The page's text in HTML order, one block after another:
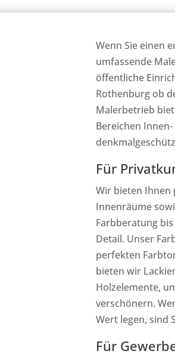
Wenn Sie einen
umfassende
öffentliche
Rothenburg ob
Malerbetrieb
Bereichen
Für
Wir bieten
Innenräume
Farbberatung
Detail. Unser
perfekten
bieten wir
Holzelemente,
verschönern.
Wert legen, sind
Für